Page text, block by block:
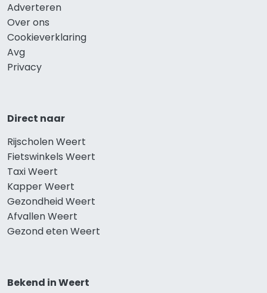
Adverteren
Over ons
Cookieverklaring
Avg
Privacy
Direct naar
Rijscholen Weert
Fietswinkels Weert
Taxi Weert
Kapper Weert
Gezondheid Weert
Afvallen Weert
Gezond eten Weert
Bekend in Weert